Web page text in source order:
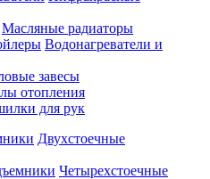
Масляные радиаторы
Водонагреватели и
завесы
отопления
для рук
Двухстоечные
Четырехстоечные